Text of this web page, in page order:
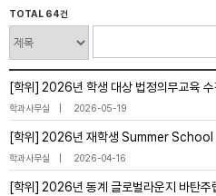
TOTAL 64건
[학위] 2026년 학생 대상 법정의무교육
학과사무실 2026-05-19
[학위] 2026년 재학생 Summer School
학과사무실 2026-04-16
[학위] 2026년 동계 글로벌라운지 바탄주